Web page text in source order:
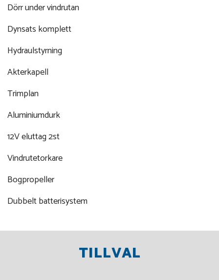
Dörr under vindrutan
Dynsats komplett
Hydraulstyrning
Akterkapell
Trimplan
Aluminiumdurk
12V eluttag 2st
Vindrutetorkare
Bogpropeller
Dubbelt batterisystem
TILLVAL